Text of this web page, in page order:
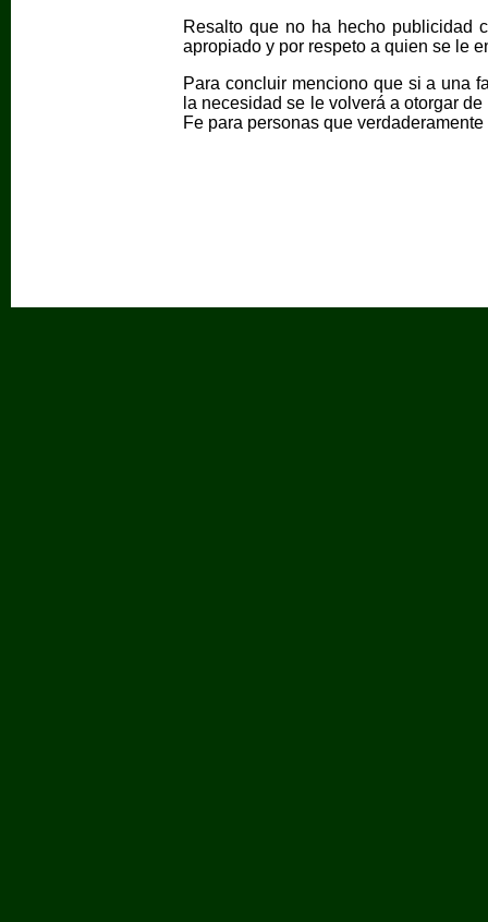
Resalto que no ha hecho publicidad
apropiado y por respeto a quien se le
Para concluir menciono que si a una
la necesidad se le volverá a otorgar
Fe para personas que